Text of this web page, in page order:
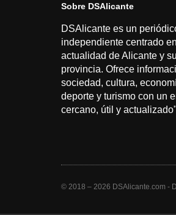
Sobre DSAlicante
DSAlicante es un
independiente centrado
actualidad de Alicante y su
provincia. Ofrece
sociedad, cultura,
deporte y turismo con un
cercano, útil y
© 2018 – 2026 DSAlicante.com -